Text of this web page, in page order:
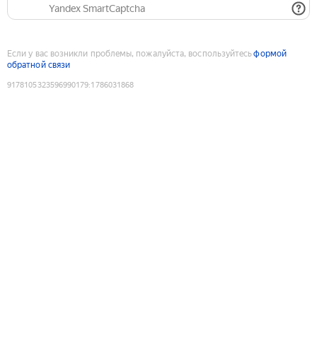
Yandex SmartCaptcha
Если у вас возникли проблемы, пожалуйста, воспользуйтесьформой
обратной связи
9178105323596990179:1786031868